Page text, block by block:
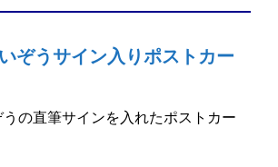
ぞうサイン入りポストカー
の直筆サインを入れたポストカー